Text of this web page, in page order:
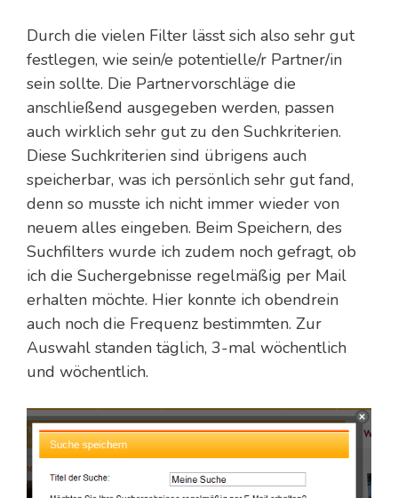
Durch die vielen Filter lässt sich also sehr gut
festlegen, wie sein/e potentielle/r Partner/in
sein sollte. Die Partnervorschläge die
anschließend ausgegeben werden, passen
auch wirklich sehr gut zu den Suchkriterien.
Diese Suchkriterien sind übrigens auch
speicherbar, was ich persönlich sehr gut fand,
denn so musste ich nicht immer wieder von
neuem alles eingeben. Beim Speichern, des
Suchfilters wurde ich zudem noch gefragt, ob
ich die Suchergebnisse regelmäßig per Mail
erhalten möchte. Hier konnte ich obendrein
auch noch die Frequenz bestimmten. Zur
Auswahl standen täglich, 3-mal wöchentlich
und wöchentlich.